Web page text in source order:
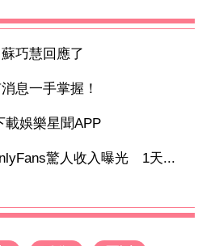
巧慧回應了
息一手掌握！
載娛樂星聞APP
驚人收入曝光 1天...